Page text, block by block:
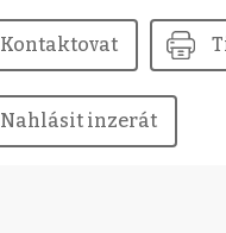
Kontaktovat
Nahlásit inzerát